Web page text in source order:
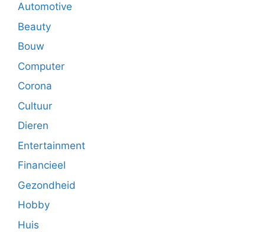
Automotive
Beauty
Bouw
Computer
Corona
Cultuur
Dieren
Entertainment
Financieel
Gezondheid
Hobby
Huis